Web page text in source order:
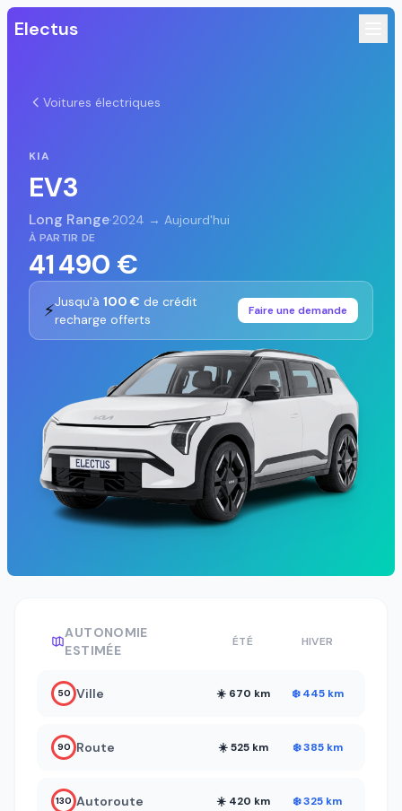
Electus
Voitures électriques
KIA
EV3
Long Range·2024 → Aujourd'hui
À PARTIR DE
41 490 €
⚡Jusqu'à 100 € de crédit
recharge offerts
Faire une demande
AUTONOMIE
ESTIMÉE
ÉTÉ HIVER
50 Ville ☀️ 670 km ❄️ 445 km
90 Route ☀️ 525 km ❄️ 385 km
130 Autoroute ☀️ 420 km ❄️ 325 km